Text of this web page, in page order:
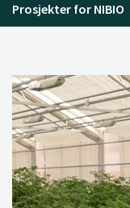
Prosjekter for NIBIO